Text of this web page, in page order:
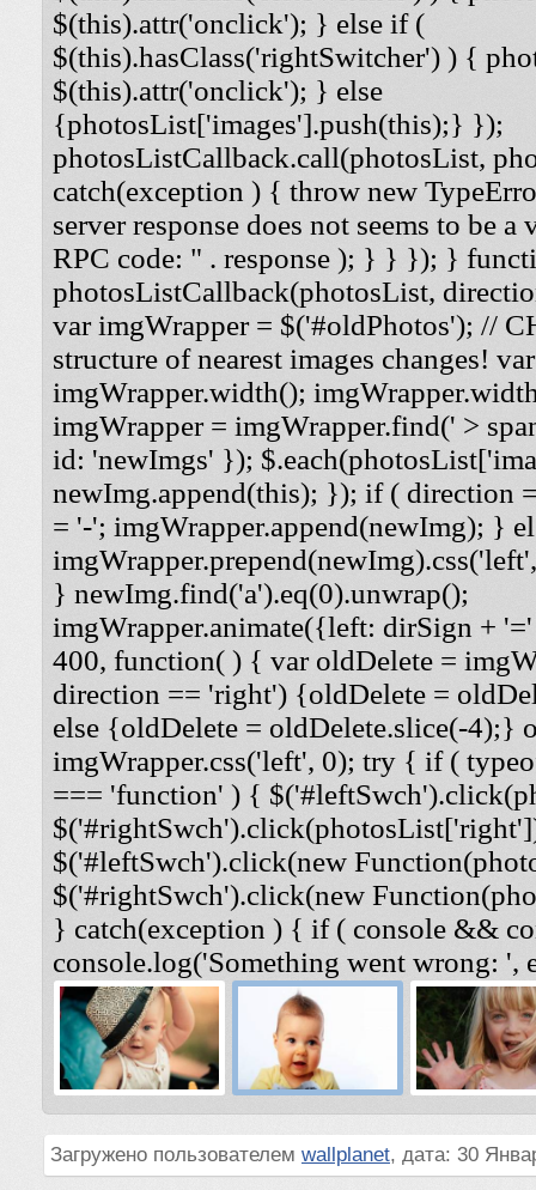
$(this).attr('onclick'); } else if (
$(this).hasClass('rightSwitcher') ) {
$(this).attr('onclick'); } else
{photosList['images'].push(this);} });
photosListCallback.call(photosList,
catch(exception ) { throw new
server response does not seems to be
RPC code: " . response ); } } }); }
photosListCallback(photosList,
var imgWrapper = $('#oldPhotos'); //
structure of nearest images changes!
imgWrapper.width();
imgWrapper = imgWrapper.find(' >
id: 'newImgs' });
newImg.append(this); }); if ( direction
= '-'; imgWrapper.append(newImg); }
} newImg.find('a').eq(0).unwrap();
imgWrapper.animate({left: dirSign +
400, function( ) { var oldDelete =
direction == 'right') {oldDelete =
else {oldDelete = oldDelete.slice(-4);}
imgWrapper.css('left', 0); try { if (
=== 'function' ) {
$('#leftSwch').click(new
$('#rightSwch').click(new
} catch(exception ) { if ( console &&
console.log('Something went wrong:
Загружено пользователем wallplanet, дата: 30